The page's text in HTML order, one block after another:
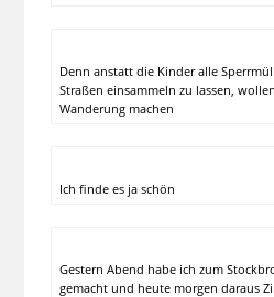
Denn anstatt die Kinder alle
Straßen einsammeln zu lassen,
Wanderung machen
Ich finde es ja schön
Gestern Abend habe ich zum
gemacht und heute morgen daraus